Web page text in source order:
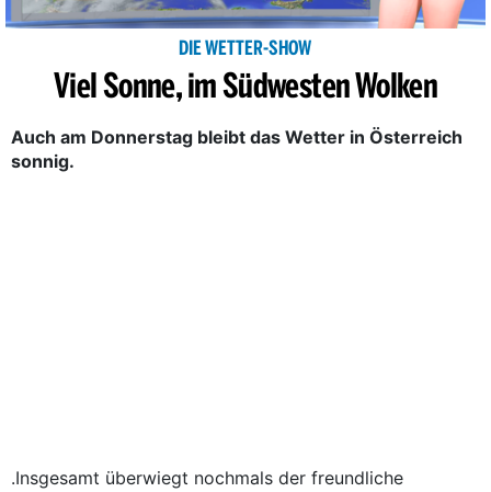
DIE WETTER-SHOW
Viel Sonne, im Südwesten Wolken
Auch am Donnerstag bleibt das Wetter in Österreich
sonnig.
.Insgesamt überwiegt nochmals der freundliche